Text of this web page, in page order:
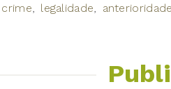
crime legalidade anterioridade